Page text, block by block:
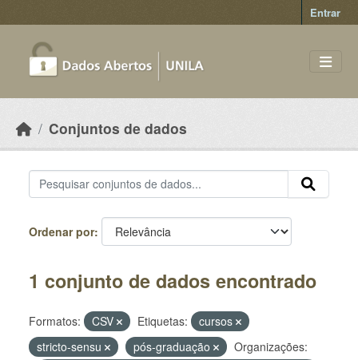
Entrar
Conjuntos de dados
Ordenar por
1 conjunto de dados encontrado
Formatos: CSV Etiquetas:
cursos
stricto-sensu
pós-graduação
Organizações: